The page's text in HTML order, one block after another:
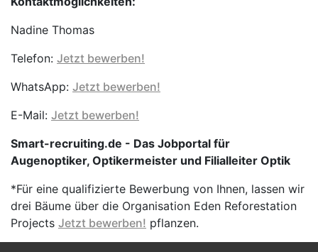
Nadine Thomas
Telefon: Jetzt bewerben!
WhatsApp: Jetzt bewerben!
E-Mail: Jetzt bewerben!
Smart-recruiting.de - Das Jobportal für
Augenoptiker, Optikermeister und Filialleiter Optik
*Für eine qualifizierte Bewerbung von Ihnen, lassen wir
drei Bäume über die Organisation Eden Reforestation
Projects Jetzt bewerben! pflanzen.